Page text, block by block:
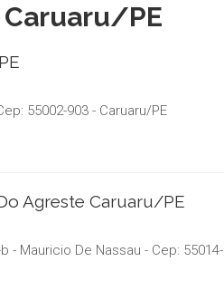
Caruaru/PE
55002-903 - Caruaru/PE
Agreste Caruaru/PE
- Mauricio De Nassau - Cep: 55014-